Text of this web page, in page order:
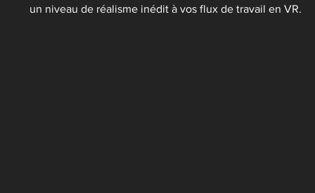
un niveau de réalisme inédit à vos flux de travail en VR.